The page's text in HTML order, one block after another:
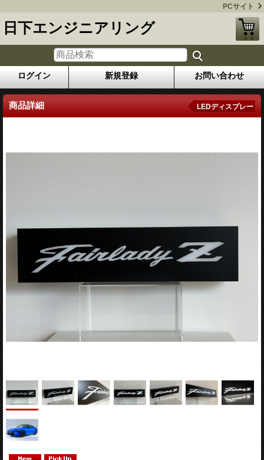
PCサイト
日下エンジニアリング
ログイン 新規登録 お問い合わせ
商品詳細 LEDディスプレー